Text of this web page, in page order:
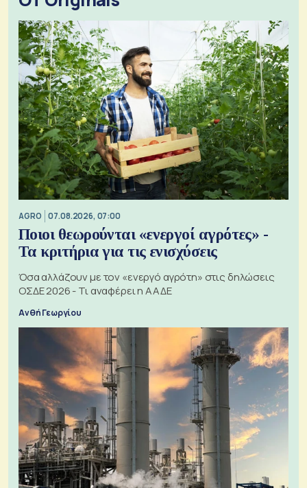
AGRO 07.08.2026, 07:00
Ποιοι θεωρούνται «ενεργοί αγρότες» -
Τα κριτήρια για τις ενισχύσεις
Όσα αλλάζουν με τον «ενεργό αγρότη» στις δηλώσεις
ΟΣΔΕ 2026 - Τι αναφέρει η ΑΑΔΕ
Ανθή Γεωργίου